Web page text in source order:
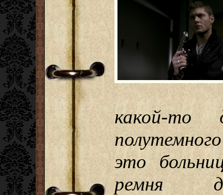
какой-то
это
ремня